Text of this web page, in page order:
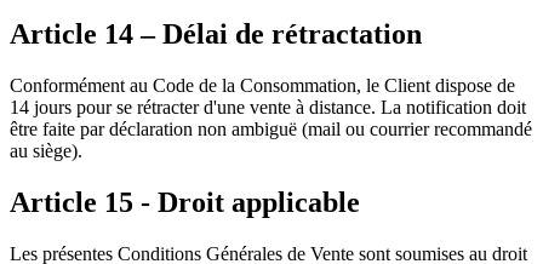
Article 14 – Délai de rétractation
Conformément au Code de la Consommation, le Client dispose de
14 jours pour se rétracter d'une vente à distance. La notification doit
être faite par déclaration non ambiguë (mail ou courrier recommandé
au siège).
Article 15 - Droit applicable
Les présentes Conditions Générales de Vente sont soumises au droit